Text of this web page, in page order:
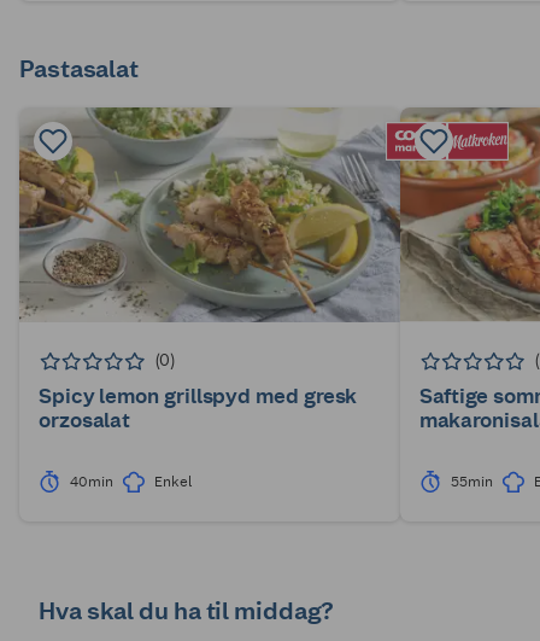
Pastasalat
(0)
Spicy lemon grillspyd med gresk
orzosalat
40min Enkel
Saftige
55min
Hva skal du ha til middag?